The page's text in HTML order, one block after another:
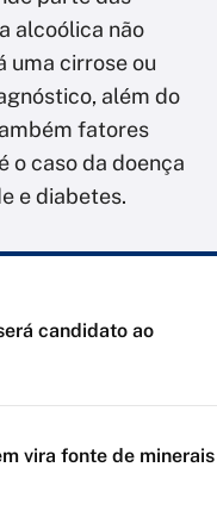
alcoólica não
uma cirrose ou
além do
fatores
o caso da doença
e diabetes.
candidato ao
vira fonte de minerais